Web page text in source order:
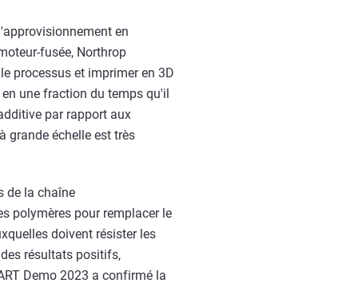
en
fusée, Northrop
processus et imprimer en 3D
une fraction du temps qu'il
par rapport aux
grande échelle est très
de la chaîne
polymères pour remplacer le
doivent résister les
résultats positifs,
Demo 2023 a confirmé la